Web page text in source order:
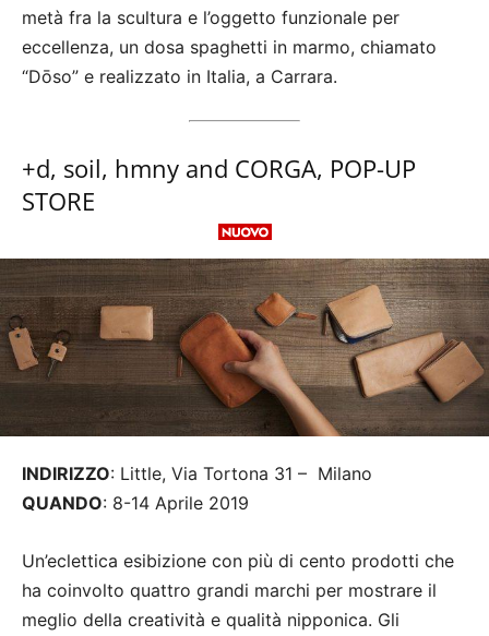
metà fra la scultura e l’oggetto funzionale per
eccellenza, un dosa spaghetti in marmo, chiamato
“Dōso” e realizzato in Italia, a Carrara.
+d, soil, hmny and CORGA, POP-UP
STORE
INDIRIZZO: Little, Via Tortona 31 – Milano
QUANDO: 8-14 Aprile 2019
Un’eclettica esibizione con più di cento prodotti che
ha coinvolto quattro grandi marchi per mostrare il
meglio della creatività e qualità nipponica. Gli